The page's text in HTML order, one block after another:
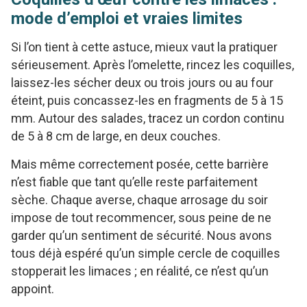
mode d’emploi et vraies limites
Si l’on tient à cette astuce, mieux vaut la pratiquer
sérieusement. Après l’omelette, rincez les coquilles,
laissez-les sécher deux ou trois jours ou au four
éteint, puis concassez-les en fragments de 5 à 15
mm. Autour des salades, tracez un cordon continu
de 5 à 8 cm de large, en deux couches.
Mais même correctement posée, cette barrière
n’est fiable que tant qu’elle reste parfaitement
sèche. Chaque averse, chaque arrosage du soir
impose de tout recommencer, sous peine de ne
garder qu’un sentiment de sécurité. Nous avons
tous déjà espéré qu’un simple cercle de coquilles
stopperait les limaces ; en réalité, ce n’est qu’un
appoint.